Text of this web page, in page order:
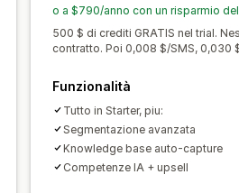
Prodotti
Messaggi di
Password
o a $790/anno con un risparmio del
500 $ di crediti GRATIS nel trial.
contratto. Poi 0,008 $/SMS, 0,030
Funzionalità
Tutto in Starter, piu:
Segmentazione avanzata
Knowledge base auto-capture
Competenze IA + upsell